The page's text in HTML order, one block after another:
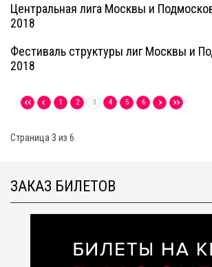
Центральная лига Москвы и
2018
Фестиваль структуры лиг Москвы и
2018
1 2 3 4 5 6
Страница 3 из 6
ЗАКАЗ БИЛЕТОВ